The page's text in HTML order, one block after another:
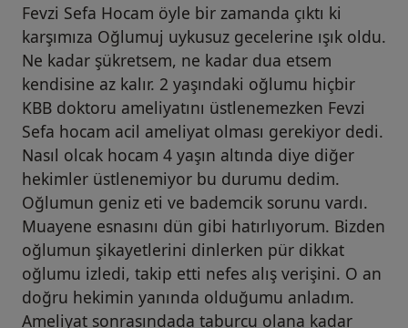
Fevzi Sefa Hocam öyle bir zamanda çıktı ki
karşımıza Oğlumuj uykusuz gecelerine ışık oldu.
Ne kadar şükretsem, ne kadar dua etsem
kendisine az kalır. 2 yaşındaki oğlumu hiçbir
KBB doktoru ameliyatını üstlenemezken Fevzi
Sefa hocam acil ameliyat olması gerekiyor dedi.
Nasıl olcak hocam 4 yaşın altında diye diğer
hekimler üstlenemiyor bu durumu dedim.
Oğlumun geniz eti ve bademcik sorunu vardı.
Muayene esnasını dün gibi hatırlıyorum. Bizden
oğlumun şikayetlerini dinlerken pür dikkat
oğlumu izledi, takip etti nefes alış verişini. O an
doğru hekimin yanında olduğumu anladım.
Ameliyat sonrasındada taburcu olana kadar